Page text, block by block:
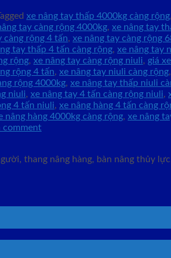
xe nâng tay thấp 4000kg càng rộng,
tay càng rộng 4000kg, xe nâng tay
càng rộng 4 tấn, xe nâng tay càng rộng
tay thấp 4 tấn càng rộng, xe nâng tay
rộng, xe nâng tay càng rộng niuli, giá
rộng 4 tấn, xe nâng tay niuli càng rộng,
rộng 4000kg, xe nâng tay thấp niuli
niuli, xe nâng tay 4 tấn càng rộng niuli,
4 tấn niuli, xe nâng hàng 4 tấn càng
nâng hàng 4000kg càng rộng, xe nâng
comment
thang nâng hàng, bàn nâng thủy